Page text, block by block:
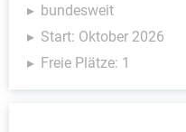
bundesweit
Start: Oktober 2026
Freie Plätze: 1